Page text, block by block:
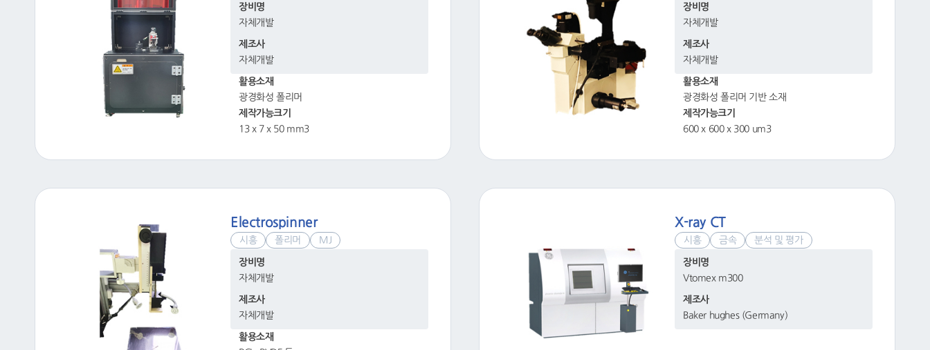
장비명
자체개발
제조사
자체개발
활용소재
광경화성 폴리머
제작가능크기
13 x 7 x 50 mm3
장비명
자체개발
제조사
자체개발
활용소재
광경화성 폴리머 기반 소재
제작가능크기
600 x 600 x 300 um3
Electrospinner
시흥 폴리머 MJ
장비명
자체개발
제조사
자체개발
활용소재
X-ray CT
시흥 금속 분석 및 평가
장비명
Vtomex m300
제조사
Baker hughes (Germany)